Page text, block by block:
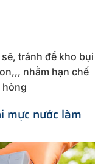
tránh để kho bụi
nhằm hạn chế
hỏng
mực nước làm